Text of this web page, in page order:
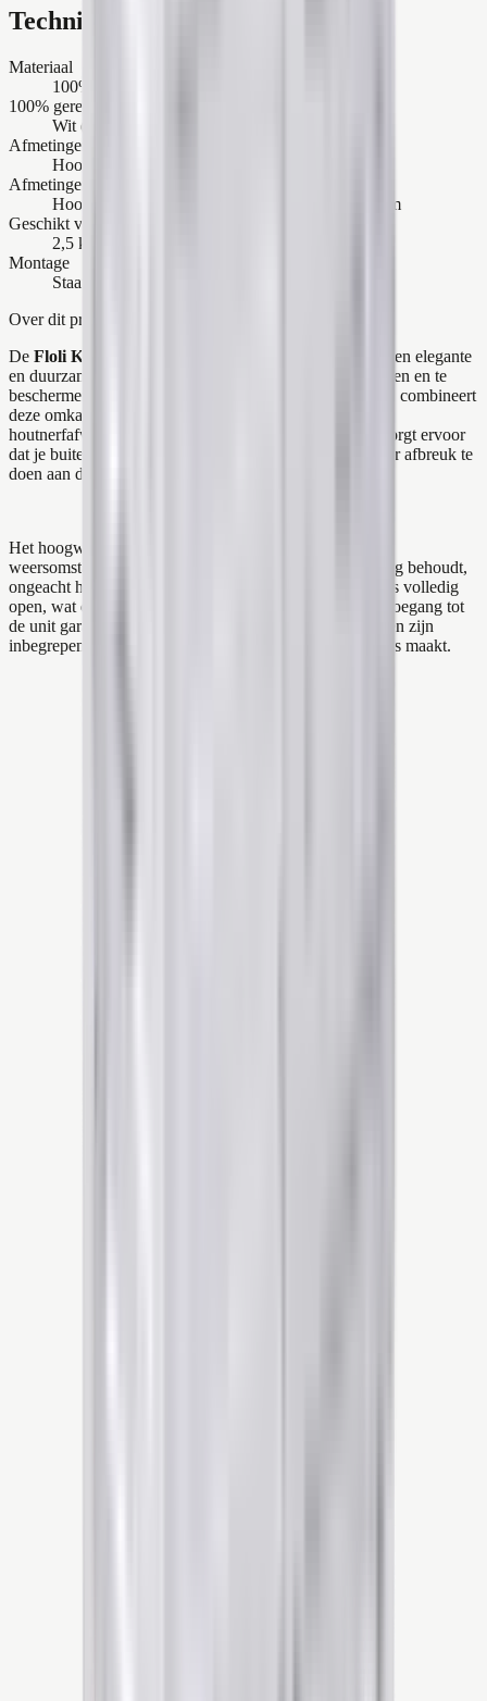
Technische details
Materiaal
100% gerecycled kunststof
100% gerecycled kunststof
Wit (RAL 9010)
Afmetingen buitenzijde
Hoogte: 85 cm | Breedte: 105 cm | Diepte: 54 cm
Afmetingen binnenzijde
Hoogte: 79,5 cm | Breedte: 100 cm | Diepte: 52 cm
Geschikt voor buitenunits
2,5 kW – 3,5 kW – 5,0 kW
Montage
Staand
Over dit product
De Floli Kunststof Airco Cover
in houtlook wit biedt een elegante
en duurzame oplossing om je airco-buitenunit te verbergen en te
beschermen. Gemaakt van
, combineert
deze omkasting milieuvriendelijkheid met een stijlvolle
houtnerfafwerking in een frisse witte tint. Dit ontwerp zorgt ervoor
dat je buitenunit naadloos opgaat in de omgeving, zonder afbreuk te
doen aan de functionaliteit.
Het hoogwaardige materiaal is bestand tegen diverse
weersomstandigheden, waardoor het zijn fraaie uitstraling behoudt,
ongeacht het seizoen. De achterzijde van de omkasting is volledig
open, wat een optimale luchtcirculatie en gemakkelijke toegang tot
de unit garandeert. Alle benodigde bevestigingsmaterialen zijn
inbegrepen, wat de installatie eenvoudig en probleemloos maakt.